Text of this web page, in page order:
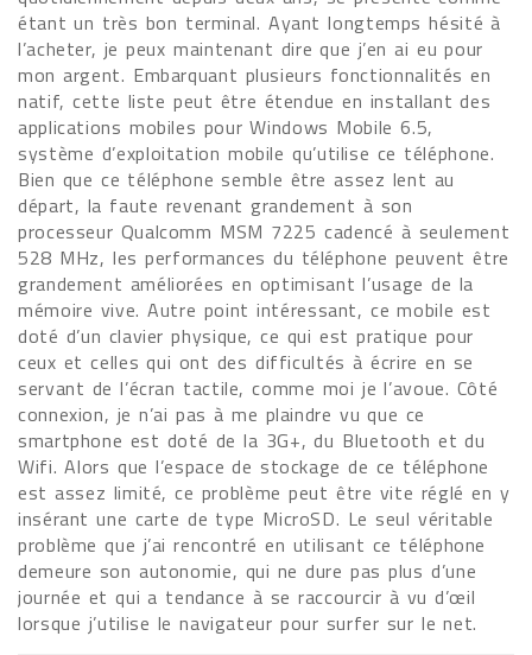
étant un très bon terminal. Ayant longtemps hésité à
l’acheter, je peux maintenant dire que j’en ai eu pour
mon argent. Embarquant plusieurs fonctionnalités en
natif, cette liste peut être étendue en installant des
applications mobiles pour Windows Mobile 6.5,
système d’exploitation mobile qu’utilise ce téléphone.
Bien que ce téléphone semble être assez lent au
départ, la faute revenant grandement à son
processeur Qualcomm MSM 7225 cadencé à seulement
528 MHz, les performances du téléphone peuvent être
grandement améliorées en optimisant l’usage de la
mémoire vive. Autre point intéressant, ce mobile est
doté d’un clavier physique, ce qui est pratique pour
ceux et celles qui ont des difficultés à écrire en se
servant de l’écran tactile, comme moi je l’avoue. Côté
connexion, je n’ai pas à me plaindre vu que ce
smartphone est doté de la 3G+, du Bluetooth et du
Wifi. Alors que l’espace de stockage de ce téléphone
est assez limité, ce problème peut être vite réglé en y
insérant une carte de type MicroSD. Le seul véritable
problème que j’ai rencontré en utilisant ce téléphone
demeure son autonomie, qui ne dure pas plus d’une
journée et qui a tendance à se raccourcir à vu d’œil
lorsque j’utilise le navigateur pour surfer sur le net.